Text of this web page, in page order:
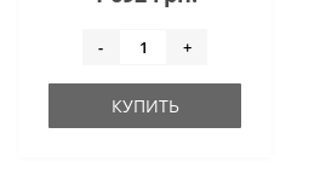
- +
КУПИТЬ